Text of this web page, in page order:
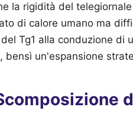
la rigidità del
di calore umano ma
Tg1 alla conduzione di
bensì un'espansione